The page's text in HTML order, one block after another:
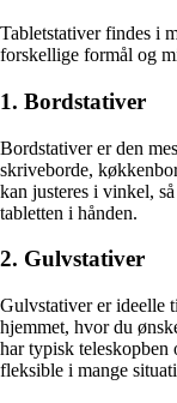
Tabletstativer findes i
forskellige formål og
1. Bordstativer
Bordstativer er den
skriveborde,
kan justeres i vinkel,
tabletten i hånden.
2. Gulvstativer
Gulvstativer er ideelle
hjemmet, hvor du
har typisk teleskopben
fleksible i mange